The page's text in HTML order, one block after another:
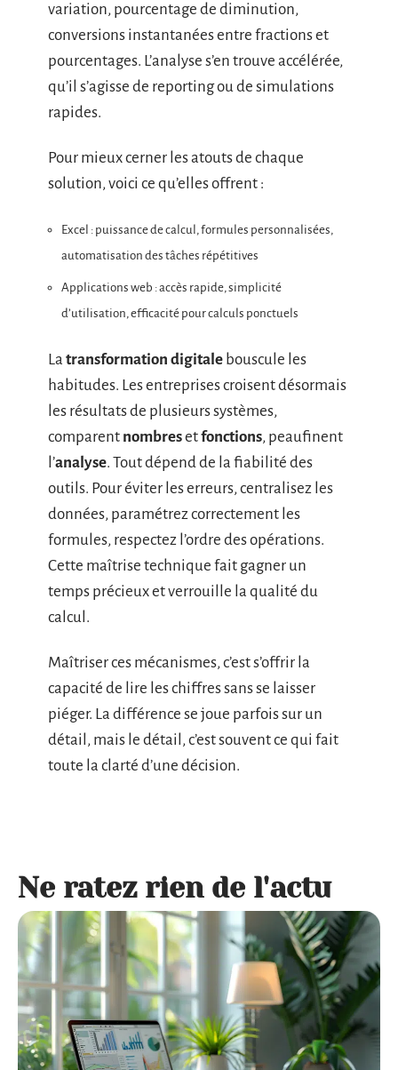
variation, pourcentage de diminution,
conversions instantanées entre fractions et
pourcentages. L’analyse s’en trouve accélérée,
qu’il s’agisse de reporting ou de simulations
rapides.
Pour mieux cerner les atouts de chaque
solution, voici ce qu’elles offrent :
Excel : puissance de calcul, formules personnalisées,
automatisation des tâches répétitives
Applications web : accès rapide, simplicité
d’utilisation, efficacité pour calculs ponctuels
La transformation digitale bouscule les
habitudes. Les entreprises croisent désormais
les résultats de plusieurs systèmes,
comparent nombresetfonctions, peaufinent
l’analyse. Tout dépend de la fiabilité des
outils. Pour éviter les erreurs, centralisez les
données, paramétrez correctement les
formules, respectez l’ordre des opérations.
Cette maîtrise technique fait gagner un
temps précieux et verrouille la qualité du
calcul.
Maîtriser ces mécanismes, c’est s’offrir la
capacité de lire les chiffres sans se laisser
piéger. La différence se joue parfois sur un
détail, mais le détail, c’est souvent ce qui fait
toute la clarté d’une décision.
Ne ratez rien de l'actu